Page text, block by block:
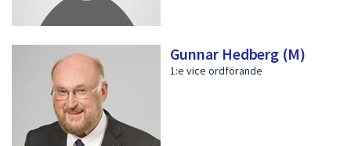
Gunnar Hedberg (M)
1:e vice ordförande